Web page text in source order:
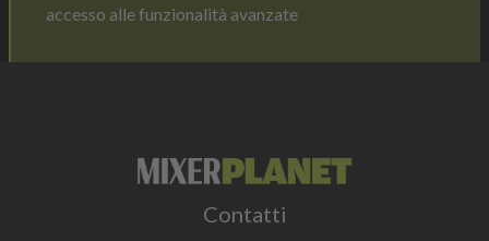
accesso alle funzionalità avanzate
Contatti